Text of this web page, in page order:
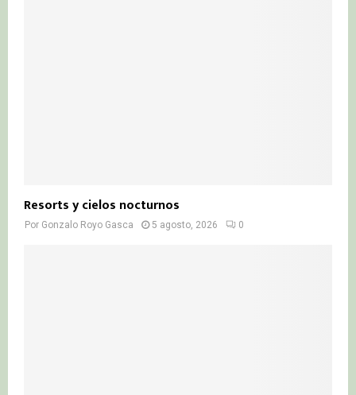
Resorts y cielos nocturnos
Por Gonzalo Royo Gasca 5 agosto, 2026 0